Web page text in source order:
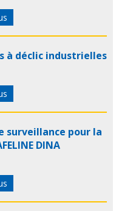
à déclic industrielles
surveillance pour la
DINA